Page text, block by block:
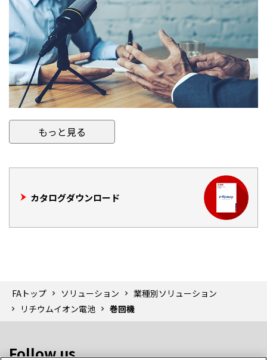
もっと見る
カタログダウンロード
FAトップ ソリューション
業種別ソリューション
リチウムイオン電池
巻回機
Follow us